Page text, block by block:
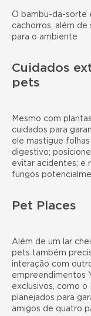
O bambu-da-sorte
cachorros, além
para o ambiente
Cuidados
pets
Mesmo com
cuidados para
ele mastigue
digestivo;
evitar acidentes; e
fungos
Pet Places
Além de um lar
pets também
interação com
empreendimentos
exclusivos, como
planejados para
amigos de quatro